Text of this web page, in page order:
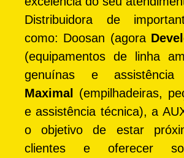
Distribuidora de
como: Doosan (agora
(equipamentos de linha
genuínas e
Maximal
(empilhadeiras,
e assistência técnica), a
o objetivo de estar
clientes e oferecer